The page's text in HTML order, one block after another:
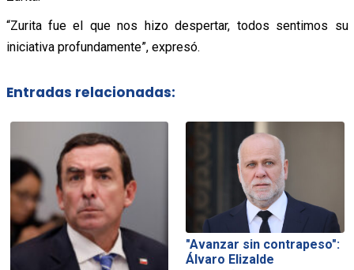
“Zurita fue el que nos hizo despertar, todos sentimos su
iniciativa profundamente”, expresó.
Entradas relacionadas:
"Avanzar sin contrapeso":
Álvaro Elizalde